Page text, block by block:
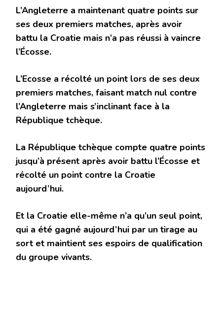
L’Angleterre a maintenant quatre points sur
ses deux premiers matches, après avoir
battu la Croatie mais n’a pas réussi à vaincre
l’Écosse.
L’Ecosse a récolté un point lors de ses deux
premiers matches, faisant match nul contre
l’Angleterre mais s’inclinant face à la
République tchèque.
La République tchèque compte quatre points
jusqu’à présent après avoir battu l’Écosse et
récolté un point contre la Croatie
aujourd’hui.
Et la Croatie elle-même n’a qu’un seul point,
qui a été gagné aujourd’hui par un tirage au
sort et maintient ses espoirs de qualification
du groupe vivants.